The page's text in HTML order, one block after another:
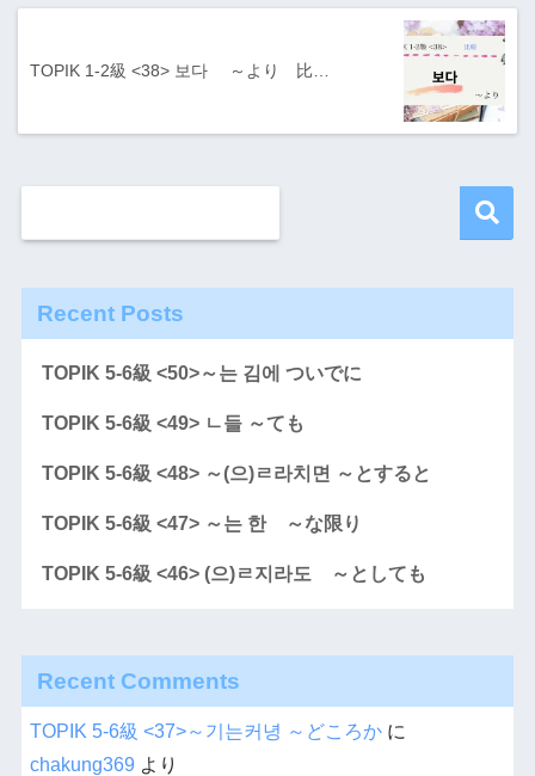
TOPIK 1-2級 <38> 보다 ～より 比…
Recent Posts
TOPIK 5-6級 <50>～는 김에 ついでに
TOPIK 5-6級 <49> ㄴ들 ～ても
TOPIK 5-6級 <48> ～(으)ㄹ라치면 ～とすると
TOPIK 5-6級 <47> ～는 한 ～な限り
TOPIK 5-6級 <46> (으)ㄹ지라도 ～としても
Recent Comments
TOPIK 5-6級 <37>～기는커녕 ～どころかに
chakung369 より